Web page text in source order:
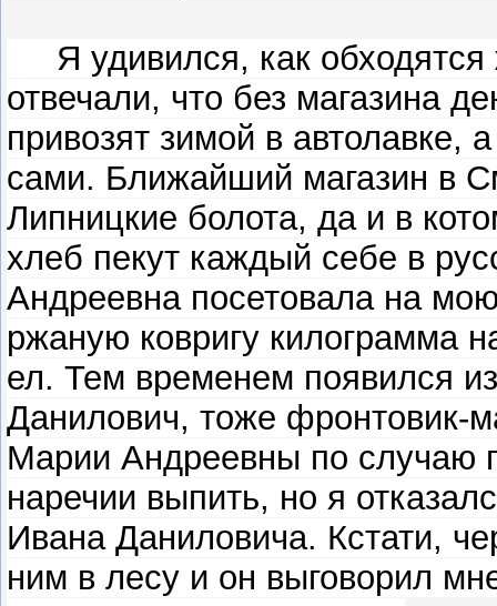
Я удивился, как обходятся
отвечали, что без магазина
привозят зимой в автолавке,
сами. Ближайший магазин в
Липницкие болота, да и в
хлеб пекут каждый себе в
Андреевна посетовала на
ржаную ковригу килограмма
ел. Тем временем появился
Данилович, тоже фронтовик-
Марии Андреевны по случаю
наречии выпить, но я
Ивана Даниловича. Кстати,
ним в лесу и он выговорил